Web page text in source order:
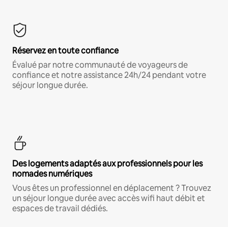
Réservez en toute confiance
Évalué par notre communauté de voyageurs de
confiance et notre assistance 24h/24 pendant votre
séjour longue durée.
Des logements adaptés aux professionnels pour les
nomades numériques
Vous êtes un professionnel en déplacement ? Trouvez
un séjour longue durée avec accès wifi haut débit et
espaces de travail dédiés.